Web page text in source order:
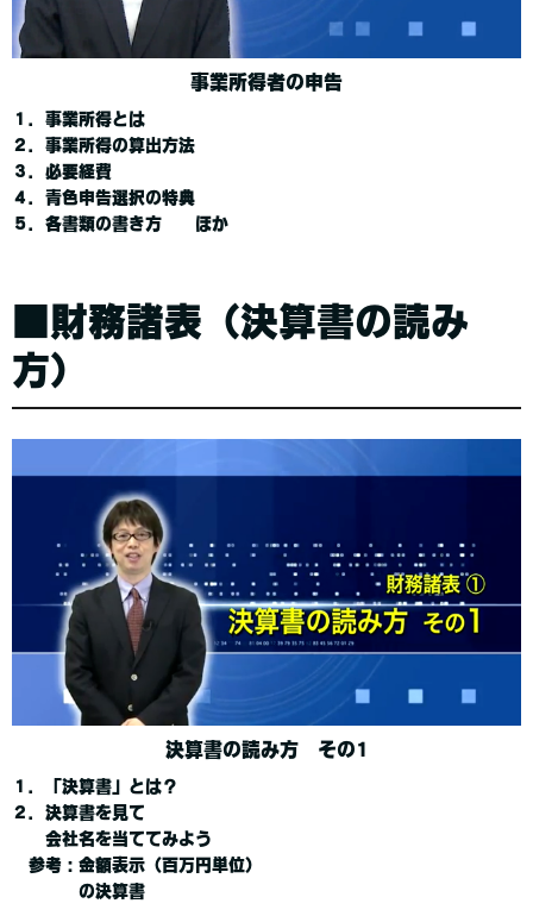
事業所得者の申告
１．事業所得とは
２．事業所得の算出方法
３．必要経費
４．青色申告選択の特典
５．各書類の書き方 ほか
■財務諸表（決算書の読み
方）
決算書の読み方 その1
１．「決算書」とは？
２．決算書を見て
会社名を当ててみよう
参考：金額表示（百万円単位）
の決算書